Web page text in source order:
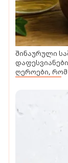
შინაურული
ღეროები,